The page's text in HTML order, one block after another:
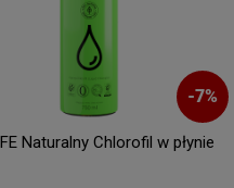
-7%
Naturalny Chlorofil w płynie
RABAT 5%